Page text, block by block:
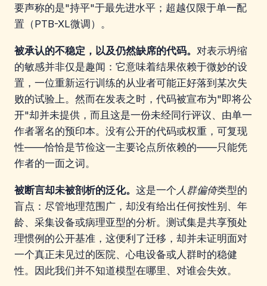
要声称的是"持平"于最先进水平；超越仅限于单一配
置（PTB-XL微调）。
被承认的不稳定，以及仍然缺席的代码。 对表示坍缩
的敏感并非仅是趣闻：它意味着结果依赖于微妙的设
置，一位重新运行训练的从业者可能正好落到某次失
败的试验上。然而在发表之时，代码被宣布为"即将公
开"却并未提供，而且这是一份未经同行评议、由单一
作者署名的预印本。没有公开的代码或权重，可复现
性——恰恰是节俭这一主要论点所依赖的——只能凭
作者的一面之词。
被断言却未被剖析的泛化。 这是一个 人群偏倚类型的
盲点：尽管地理范围广，却没有给出任何按性别、年
龄、采集设备或病理亚型的分析。测试集是共享预处
理惯例的公开基准，这便利了迁移，却并未证明面对
一个真正未见过的医院、心电设备或人群时的稳健
性。因此我们并不知道模型在哪里、对谁会失效。